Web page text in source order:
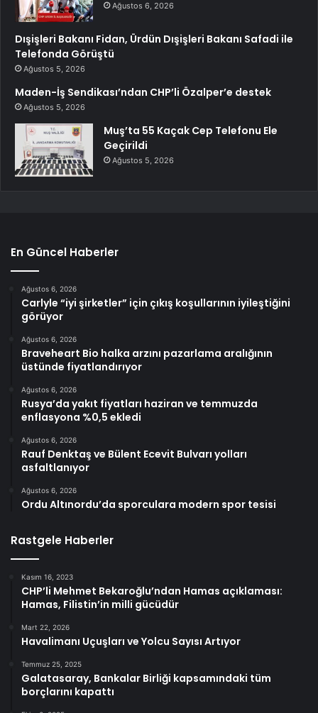
Ağustos 6, 2026
Dışişleri Bakanı Fidan, Ürdün Dışişleri Bakanı Safadi ile
Telefonda Görüştü
Ağustos 5, 2026
Maden-İş Sendikası’ndan CHP’li Özalper’e destek
Ağustos 5, 2026
Muş’ta 55 Kaçak Cep Telefonu Ele
Geçirildi
Ağustos 5, 2026
En Güncel Haberler
Ağustos 6, 2026
Carlyle “iyi şirketler” için çıkış koşullarının iyileştiğini
görüyor
Ağustos 6, 2026
Braveheart Bio halka arzını pazarlama aralığının
üstünde fiyatlandırıyor
Ağustos 6, 2026
Rusya’da yakıt fiyatları haziran ve temmuzda
enflasyona %0,5 ekledi
Ağustos 6, 2026
Rauf Denktaş ve Bülent Ecevit Bulvarı yolları
asfaltlanıyor
Ağustos 6, 2026
Ordu Altınordu’da sporculara modern spor tesisi
Rastgele Haberler
Kasım 16, 2023
CHP’li Mehmet Bekaroğlu’ndan Hamas açıklaması:
Hamas, Filistin’in milli gücüdür
Mart 22, 2026
Havalimanı Uçuşları ve Yolcu Sayısı Artıyor
Temmuz 25, 2025
Galatasaray, Bankalar Birliği kapsamındaki tüm
borçlarını kapattı